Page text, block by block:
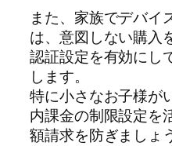
また、家族でデバイ
は、意図しない購入
認証設定を有効にし
します。
特に小さなお子様が
内課金の制限設定を
額請求を防ぎましょう